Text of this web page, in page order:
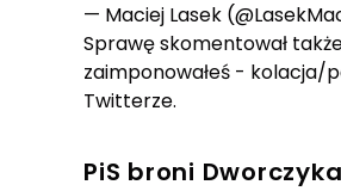
— Maciej Lasek
Sprawę skomentował
zaimponowałeś - kolacja/
Twitterze.
PiS broni Dworczyka